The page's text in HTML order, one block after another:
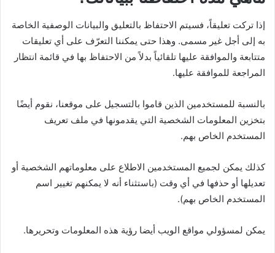
إذا تركت تعليقاً، فسيتم الاحتفاظ بالتعليق والبيانات الوصفية الخاصة
به إلى أجل غير مسمى. وهذا حتى يمكننا التعرّف على أي تعليقات
متتابعة والموافقة عليها تلقائياً بدلاً من الاحتفاظ بها في قائمة انتظار
المراجعة للموافقة عليها.
بالنسبة للمستخدمين الذين قاموا بالتسجيل على موقعنا، نقوم أيضًا
بتخزين المعلومات الشخصية التي يقدمونها في ملف تعريف
المستخدم الخاص بهم.
كذلك يمكن لجميع المستخدمين الاطلاع على معلوماتهم الشخصية أو
تعديلها أو حذفها في أي وقت (باستثناء أنه لا يمكنهم تغيير اسم
المستخدم الخاص بهم).
يمكن لمسؤولي مواقع الويب أيضا رؤية هذه المعلومات وتحريرها.